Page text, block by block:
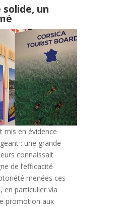
un
mis en évidence
: une grande
connaissait
de l’efficacité
menées ces
en particulier via
promotion aux